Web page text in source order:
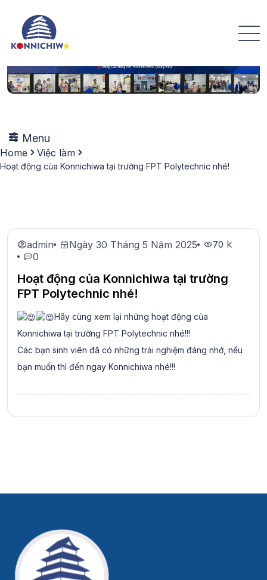
Menu
Home Việc làm
Hoạt động của Konnichiwa tại trường FPT Polytechnic nhé!
admin Ngày 30 Tháng 5 Năm 2025 70 k
0
Hoạt động của Konnichiwa tại trường
FPT Polytechnic nhé!
Hãy cùng xem lại những hoạt động của
Konnichiwa tại trường FPT Polytechnic nhé!!!
Các bạn sinh viên đã có những trải nghiệm đáng nhớ, nếu
bạn muốn thì đến ngay Konnichiwa nhé!!!